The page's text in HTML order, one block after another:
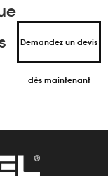
Demandez un devis
dès maintenant